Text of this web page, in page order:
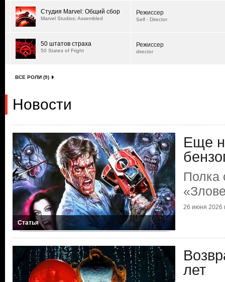
Студия Marvel: Общий сбор
Marvel Studios: Assembled
Режиссер
Self - Director
50 штатов страха
50 States of Fright
Режиссер
director
ВСЕ РОЛИ (9)
Новости
Статья
Еще
Полка
26 июня 2026
лет